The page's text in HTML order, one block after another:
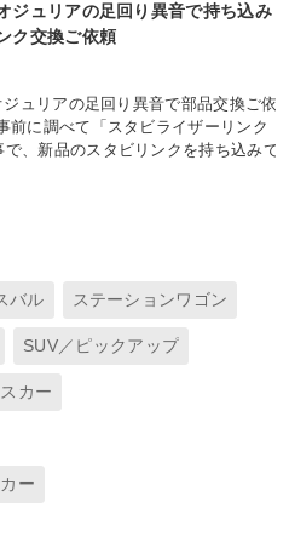
ジュリアの足回り異音で持ち込み
ク交換ご依頼
ュリアの足回り異音で部品交換ご依
前に調べて「スタビライザーリンク
で、新品のスタビリンクを持ち込みで
バル ステーションワゴン
SUV／ピックアップ
カー
ー